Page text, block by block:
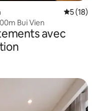
5 (18)
Bui Vien
avec
appréciés